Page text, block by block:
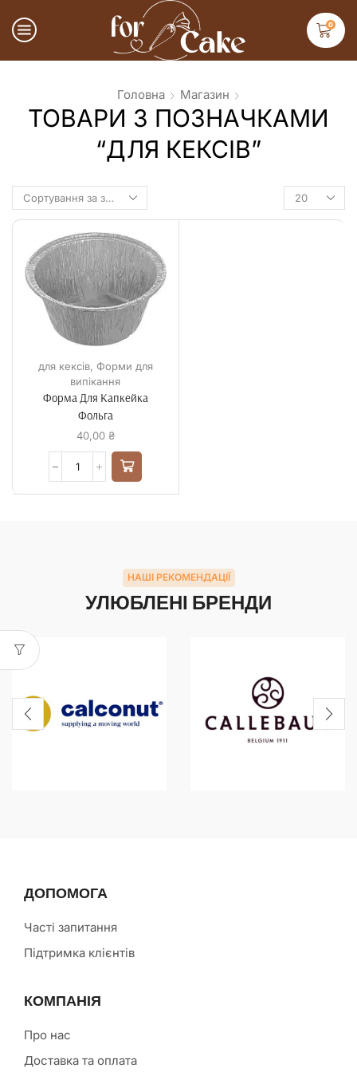
0
Головна Магазин
ТОВАРИ З ПОЗНАЧКАМИ
“ДЛЯ КЕКСІВ”
для кексів, Форми для
випікання
Форма Для Капкейка
Фольга
40,00 ₴
НАШІ РЕКОМЕНДАЦІЇ
УЛЮБЛЕНІ БРЕНДИ
ДОПОМОГА
Часті запитання
Підтримка клієнтів
КОМПАНІЯ
Про нас
Доставка та оплата